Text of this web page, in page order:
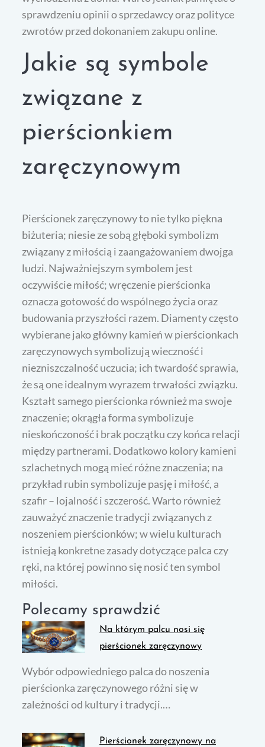
sprawdzeniu opinii o sprzedawcy oraz polityce
zwrotów przed dokonaniem zakupu online.
Jakie są symbole
związane z
pierścionkiem
zaręczynowym
Pierścionek zaręczynowy to nie tylko piękna
biżuteria; niesie ze sobą głęboki symbolizm
związany z miłością i zaangażowaniem dwojga
ludzi. Najważniejszym symbolem jest
oczywiście miłość; wręczenie pierścionka
oznacza gotowość do wspólnego życia oraz
budowania przyszłości razem. Diamenty często
wybierane jako główny kamień w pierścionkach
zaręczynowych symbolizują wieczność i
niezniszczalność uczucia; ich twardość sprawia,
że są one idealnym wyrazem trwałości związku.
Kształt samego pierścionka również ma swoje
znaczenie; okrągła forma symbolizuje
nieskończoność i brak początku czy końca relacji
między partnerami. Dodatkowo kolory kamieni
szlachetnych mogą mieć różne znaczenia; na
przykład rubin symbolizuje pasję i miłość, a
szafir – lojalność i szczerość. Warto również
zauważyć znaczenie tradycji związanych z
noszeniem pierścionków; w wielu kulturach
istnieją konkretne zasady dotyczące palca czy
ręki, na której powinno się nosić ten symbol
miłości.
Polecamy sprawdzić
Na którym palcu nosi się
pierścionek zaręczynowy
Wybór odpowiedniego palca do noszenia
pierścionka zaręczynowego różni się w
zależności od kultury i tradycji.…
Pierścionek zaręczynowy na